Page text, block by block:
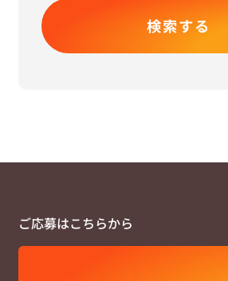
検索する
ご応募はこちらから